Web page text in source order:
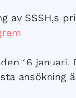
av SSSH,s
16 januari.
ansökning